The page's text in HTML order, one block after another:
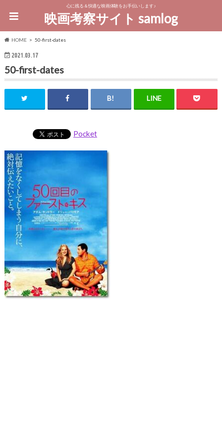
心に残る＆快適な映画体験をお手伝いします♪
映画考察サイト samlog
HOME 50-first-dates
2021.03.17
50-first-dates
Pocket